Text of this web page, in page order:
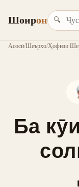
Шоирон 🔍
Асосӣ/Шеърҳо/Ҳофизи
Ба